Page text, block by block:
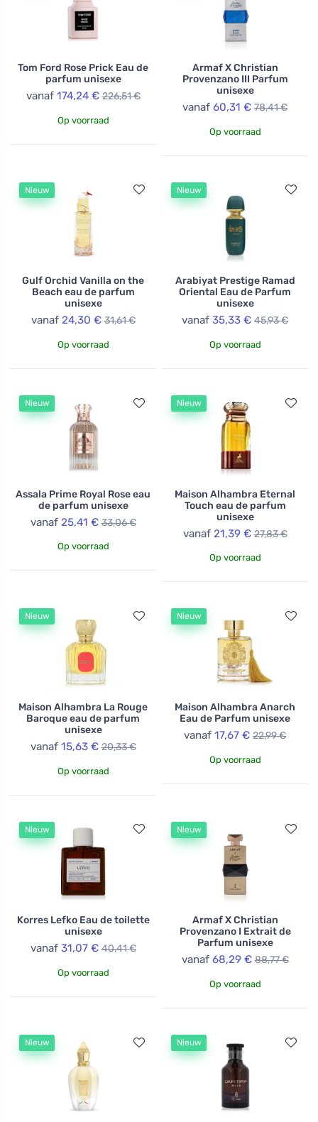
Tom Ford Rose Prick Eau de
parfum unisexe
vanaf 174,24 € 226,51 €
Op voorraad
Armaf X Christian
Provenzano III Parfum
unisexe
vanaf 60,31 € 78,41 €
Op voorraad
Nieuw
Gulf Orchid Vanilla on the
Beach eau de parfum
unisexe
vanaf 24,30 € 31,61 €
Op voorraad
Nieuw
Arabiyat Prestige Ramad
Oriental Eau de Parfum
unisexe
vanaf 35,33 € 45,93 €
Op voorraad
Nieuw
Assala Prime Royal Rose eau
de parfum unisexe
vanaf 25,41 € 33,06 €
Op voorraad
Nieuw
Maison Alhambra Eternal
Touch eau de parfum
unisexe
vanaf 21,39 € 27,83 €
Op voorraad
Nieuw
Maison Alhambra La Rouge
Baroque eau de parfum
unisexe
vanaf 15,63 € 20,33 €
Op voorraad
Nieuw
Maison Alhambra Anarch
Eau de Parfum unisexe
vanaf 17,67 € 22,99 €
Op voorraad
Nieuw
Korres Lefko Eau de toilette
unisexe
vanaf 31,07 € 40,41 €
Op voorraad
Nieuw
Armaf X Christian
Provenzano I Extrait de
Parfum unisexe
vanaf 68,29 € 88,77 €
Op voorraad
Nieuw Nieuw